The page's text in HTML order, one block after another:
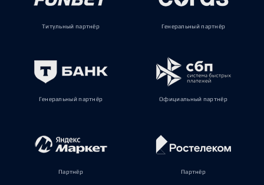
Титульный партнёр Генеральный партнёр
Генеральный партнёр Официальный партнёр
Партнёр Партнёр